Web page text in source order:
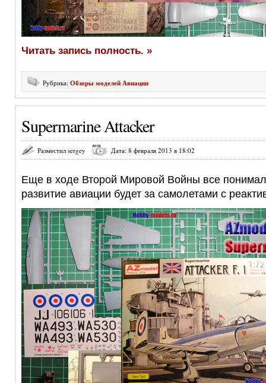
Читать запись полность. »
Рубрика: Обзоры моделей Авиации
Supermarine Attacker
Разместил sergey Дата: 8 февраля 2013 в 18:02
Еще в ходе Второй Мировой Войны все
развитие авиации будет за самолетами с